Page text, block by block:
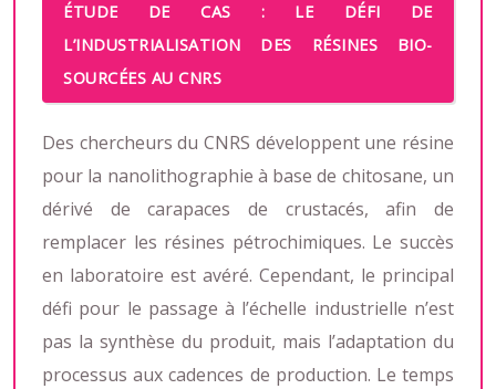
ÉTUDE DE CAS : LE DÉFI DE
L’INDUSTRIALISATION DES RÉSINES BIO-
SOURCÉES AU CNRS
Des chercheurs du CNRS développent une résine
pour la nanolithographie à base de chitosane, un
dérivé de carapaces de crustacés, afin de
remplacer les résines pétrochimiques. Le succès
en laboratoire est avéré. Cependant, le principal
défi pour le passage à l’échelle industrielle n’est
pas la synthèse du produit, mais l’adaptation du
processus aux cadences de production. Le temps